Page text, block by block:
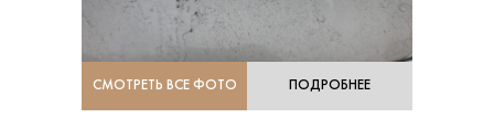
СМОТРЕТЬ ВСЕ ФОТО ПОДРОБНЕЕ